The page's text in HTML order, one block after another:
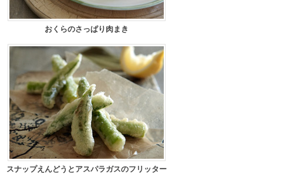
おくらのさっぱり肉まき
スナップえんどうとアスパラガスのフリッター